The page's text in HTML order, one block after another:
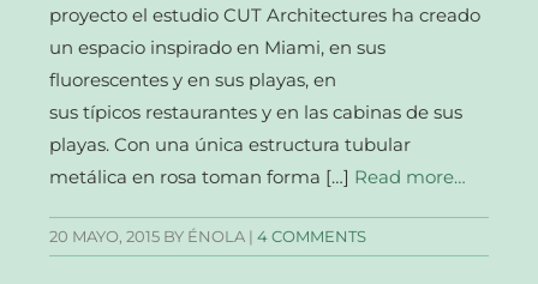
proyecto el estudio CUT Architectures ha creado
un espacio inspirado en Miami, en sus
fluorescentes y en sus playas, en
sus típicos restaurantes y en las cabinas de sus
playas. Con una única estructura tubular
metálica en rosa toman forma […] Read more…
20 MAYO, 2015 BY ÉNOLA |4 COMMENTS